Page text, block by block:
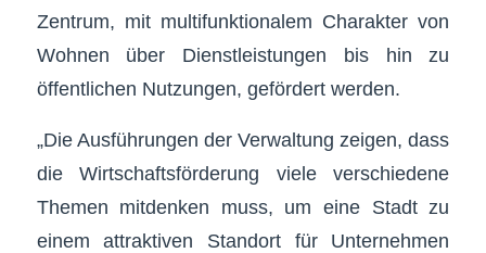
Zentrum, mit multifunktionalem Charakter von
Wohnen über Dienstleistungen bis hin zu
öffentlichen Nutzungen, gefördert werden.
„Die Ausführungen der Verwaltung zeigen, dass
die Wirtschaftsförderung viele verschiedene
Themen mitdenken muss, um eine Stadt zu
einem attraktiven Standort für Unternehmen